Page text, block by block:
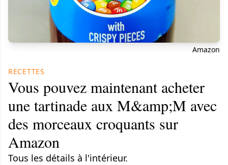
Amazon
RECETTES
Vous pouvez maintenant acheter
une tartinade aux M&amp;M avec
des morceaux croquants sur
Amazon
Tous les détails à l'intérieur.